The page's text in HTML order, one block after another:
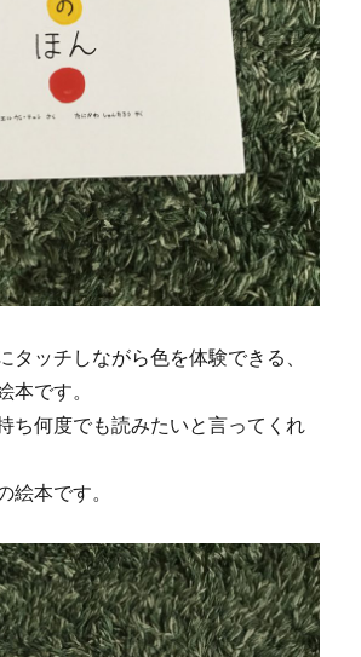
タッチしながら色を体験できる、
本です。
ち何度でも読みたいと言ってくれ
絵本です。